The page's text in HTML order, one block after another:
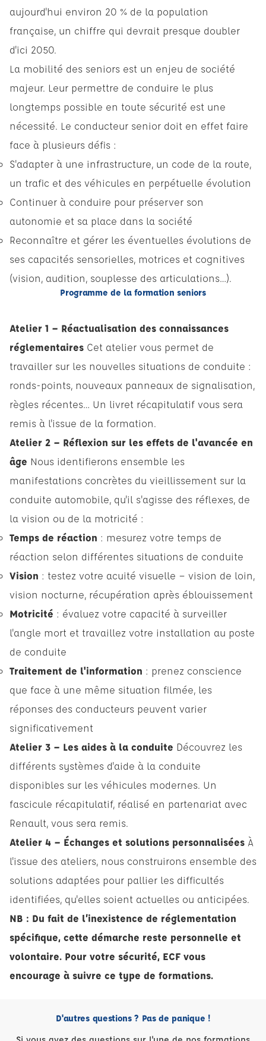
aujourd'hui environ 20 % de la population
française, un chiffre qui devrait presque doubler
d'ici 2050.
La mobilité des seniors est un enjeu de société
majeur. Leur permettre de conduire le plus
longtemps possible en toute sécurité est une
nécessité. Le conducteur senior doit en effet faire
face à plusieurs défis :
S'adapter à une infrastructure, un code de la route,
un trafic et des véhicules en perpétuelle évolution
Continuer à conduire pour préserver son
autonomie et sa place dans la société
Reconnaître et gérer les éventuelles évolutions de
ses capacités sensorielles, motrices et cognitives
(vision, audition, souplesse des articulations…).
Programme de la formation seniors
Atelier 1 – Réactualisation des connaissances
réglementaires Cet atelier vous permet de
travailler sur les nouvelles situations de conduite :
ronds-points, nouveaux panneaux de signalisation,
règles récentes… Un livret récapitulatif vous sera
remis à l'issue de la formation.
Atelier 2 – Réflexion sur les effets de l'avancée en
âge Nous identifierons ensemble les
manifestations concrètes du vieillissement sur la
conduite automobile, qu'il s'agisse des réflexes, de
la vision ou de la motricité :
Temps de réaction : mesurez votre temps de
réaction selon différentes situations de conduite
Vision : testez votre acuité visuelle — vision de loin,
vision nocturne, récupération après éblouissement
Motricité : évaluez votre capacité à surveiller
l'angle mort et travaillez votre installation au poste
de conduite
Traitement de l'information : prenez conscience
que face à une même situation filmée, les
réponses des conducteurs peuvent varier
significativement
Atelier 3 – Les aides à la conduite Découvrez les
différents systèmes d'aide à la conduite
disponibles sur les véhicules modernes. Un
fascicule récapitulatif, réalisé en partenariat avec
Renault, vous sera remis.
Atelier 4 – Échanges et solutions personnalisées À
l'issue des ateliers, nous construirons ensemble des
solutions adaptées pour pallier les difficultés
identifiées, qu'elles soient actuelles ou anticipées.
NB : Du fait de l’inexistence de réglementation
spécifique, cette démarche reste personnelle et
volontaire. Pour votre sécurité, ECF vous
encourage à suivre ce type de formations.
D'autres questions ? Pas de panique !